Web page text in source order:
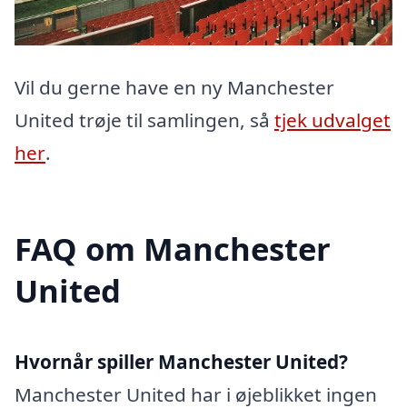
Vil du gerne have en ny Manchester
United trøje til samlingen, så tjek udvalget
her.
FAQ om Manchester
United
Hvornår spiller Manchester United?
Manchester United har i øjeblikket ingen